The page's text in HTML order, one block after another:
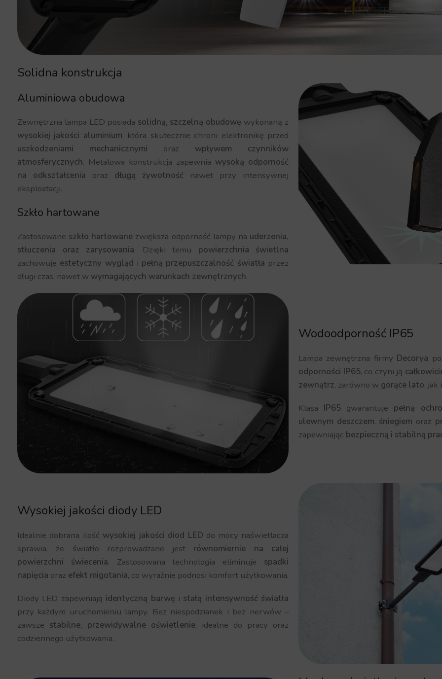
Solidna konstrukcja
Aluminiowa obudowa
Zewnętrzna lampa LED posiada solidną, szczelną obudowę wykonaną z
wysokiej jakości aluminium, która skutecznie chroni elektronikę przed
uszkodzeniami mechanicznymi oraz wpływem czynników
atmosferycznych. Metalowa konstrukcja zapewnia wysoką odporność
na odkształcenia oraz długą żywotność nawet przy intensywnej
eksploatacji.
Szkło hartowane
Zastosowane szkło hartowane zwiększa odporność lampy na uderzenia,
stłuczenia oraz zarysowania. Dzięki temu powierzchnia świetlna
zachowuje estetyczny wygląd i pełną przepuszczalność światła przez
długi czas, nawet w wymagających warunkach zewnętrznych.
Wodoodporność IP65
Lampa zewnętrzna firmy Decorya
odporności IP65, co czyni ją
zewnątrz, zarówno w gorące lato, jak
Klasa IP65 gwarantuje pełną
ulewnym deszczem, śniegiem oraz
zapewniając bezpieczną i stabilną
Wysokiej jakości diody LED
Idealnie dobrana ilość wysokiej jakości diod LED do mocy naświetlacza
sprawia, że światło rozprowadzane jest równomiernie na całej
powierzchni świecenia. Zastosowana technologia eliminuje spadki
napięcia oraz efekt migotania, co wyraźnie podnosi komfort użytkowania.
Diody LED zapewniają identyczną barwę i stałą intensywność światła
przy każdym uruchomieniu lampy. Bez niespodzianek i bez nerwów –
zawsze stabilne, przewidywalne oświetlenie, idealne do pracy oraz
codziennego użytkowania.